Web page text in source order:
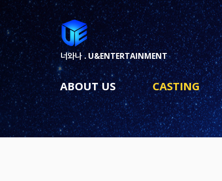
너와나 . U&ENTERTAINMENT
ABOUT US CASTING